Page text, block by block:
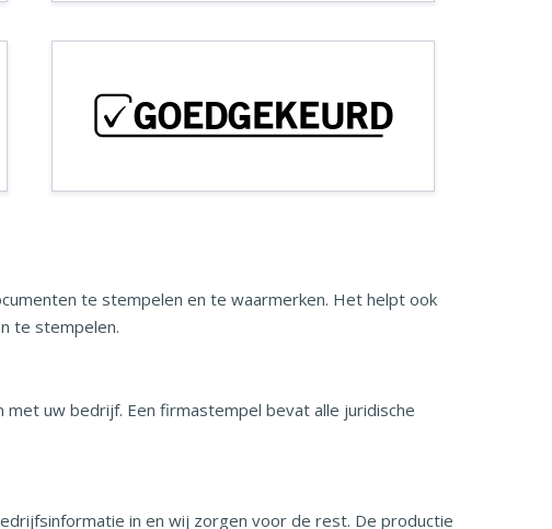
GOEDGEKEURD
te stempelen en te waarmerken. Het helpt ook
te stempelen.
uw bedrijf. Een firmastempel bevat alle juridische
in en wij zorgen voor de rest. De productie